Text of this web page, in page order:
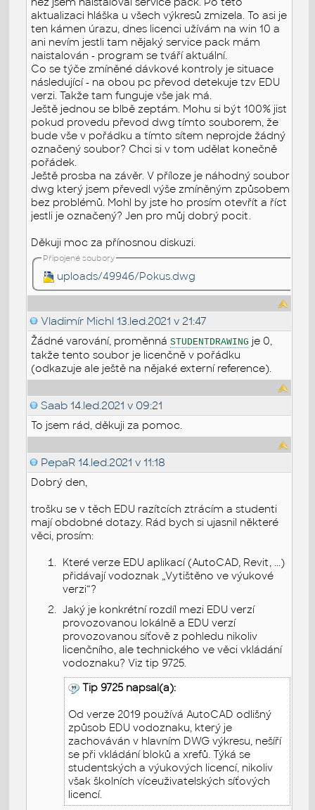
aktualizaci hláška u všech výkresů zmizela. To asi je
ten kámen úrazu, dnes licenci užívám na win 10 a
ani nevím jestli tam nějaký service pack mám
naistalován - program se tváří aktuální.
Co se týče zmíněné dávkové kontroly je situace
následující - na obou pc převod detekuje tzv EDU
verzi. Takže tam funguje vše jak má.
Ještě jednou se blbě zeptám. Mohu si být 100% jist
pokud provedu převod dwg tímto souborem, že
bude vše v pořádku a tímto sítem neprojde žádný
označený soubor? Chci si v tom udělat konečně
pořádek.
Ještě prosba na závěr. V příloze je náhodný soubor
dwg který jsem převedl výše zmíněným způsobem
bez problémů. Mohl by jste ho prosím otevřít a říct
jestli je označený? Jen pro můj dobrý pocit.
Děkuji moc za přínosnou diskuzi.
Připojené soubory
uploads/49946/Pokus.dwg
Vladimír Michl 13.led.2021 v 21:47
Žádné varování, proměnnáSTUDENTDRAWING je 0,
takže tento soubor je licenčně v pořádku
(odkazuje ale ještě na nějaké externí reference).
Saab 14.led.2021 v 09:21
To jsem rád, děkuji za pomoc.
PepaR 14.led.2021 v 11:18
Dobrý den,
trošku se v těch EDU razítcích ztrácím a studenti
mají obdobné dotazy. Rád bych si ujasnil některé
věci, prosím:
Které verze EDU aplikací (AutoCAD, Revit, ...)
přidávají vodoznak „Vytištěno ve výukové
verzi“?
Jaký je konkrétní rozdíl mezi EDU verzí
provozovanou lokálně a EDU verzí
provozovanou síťově z pohledu nikoliv
licenčního, ale technického ve věci vkládání
vodoznaku? Viz tip 9725.
Tip 9725 napsal(a):
Od verze 2019 používá AutoCAD odlišný
způsob EDU vodoznaku, který je
zachováván v hlavním DWG výkresu, nešíří
se při vkládání bloků a xrefů. Týká se
studentských a výukových licencí, nikoliv
však školních víceuživatelských síťových
licencí.